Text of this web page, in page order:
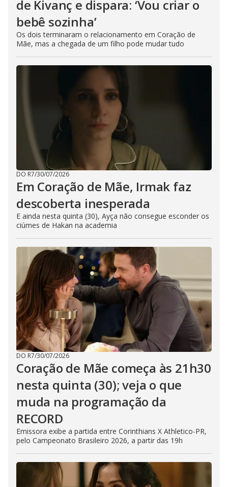
de Kivanç e dispara: ‘Vou criar o
bebê sozinha’
Os dois terminaram o relacionamento em Coração de
Mãe, mas a chegada de um filho pode mudar tudo
DO R7/30/07/2026
Em Coração de Mãe, Irmak faz
descoberta inesperada
E ainda nesta quinta (30), Ayça não consegue esconder os
ciúmes de Hakan na academia
DO R7/30/07/2026
Coração de Mãe começa às 21h30
nesta quinta (30); veja o que
muda na programação da
RECORD
Emissora exibe a partida entre Corinthians X Athletico-PR,
pelo Campeonato Brasileiro 2026, a partir das 19h